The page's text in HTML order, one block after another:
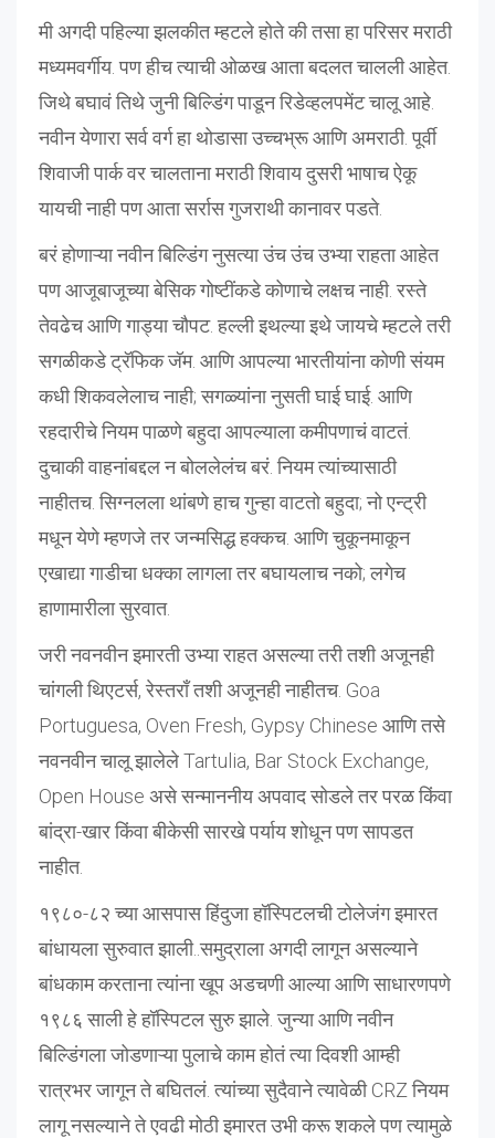
मी अगदी पहिल्या झलकीत म्हटले होते की तसा हा परिसर मराठी
मध्यमवर्गीय. पण हीच त्याची ओळख आता बदलत चालली आहेत.
जिथे बघावं तिथे जुनी बिल्डिंग पाडून रिडेव्हलपमेंट चालू आहे.
नवीन येणारा सर्व वर्ग हा थोडासा उच्चभ्रू आणि अमराठी. पूर्वी
शिवाजी पार्क वर चालताना मराठी शिवाय दुसरी भाषाच ऐकू
यायची नाही पण आता सर्रास गुजराथी कानावर पडते.
बरं होणाऱ्या नवीन बिल्डिंग नुसत्या उंच उंच उभ्या राहता आहेत
पण आजूबाजूच्या बेसिक गोष्टींकडे कोणाचे लक्षच नाही. रस्ते
तेवढेच आणि गाड्या चौपट. हल्ली इथल्या इथे जायचे म्हटले तरी
सगळीकडे ट्रॅफिक जॅम. आणि आपल्या भारतीयांना कोणी संयम
कधी शिकवलेलाच नाही; सगळ्यांना नुसती घाई घाई. आणि
रहदारीचे नियम पाळणे बहुदा आपल्याला कमीपणाचं वाटतं.
दुचाकी वाहनांबद्दल न बोललेलंच बरं. नियम त्यांच्यासाठी
नाहीतच. सिग्नलला थांबणे हाच गुन्हा वाटतो बहुदा; नो एन्ट्री
मधून येणे म्हणजे तर जन्मसिद्ध हक्कच. आणि चुकूनमाकून
एखाद्या गाडीचा धक्का लागला तर बघायलाच नको; लगेच
हाणामारीला सुरवात.
जरी नवनवीन इमारती उभ्या राहत असल्या तरी तशी अजूनही
चांगली थिएटर्स, रेस्तराँ तशी अजूनही नाहीतच. Goa
Portuguesa, Oven Fresh, Gypsy Chinese आणि तसे
नवनवीन चालू झालेले Tartulia, Bar Stock Exchange,
Open House असे सन्माननीय अपवाद सोडले तर परळ किंवा
बांद्रा-खार किंवा बीकेसी सारखे पर्याय शोधून पण सापडत
नाहीत.
१९८०-८२ च्या आसपास हिंदुजा हॉस्पिटलची टोलेजंग इमारत
बांधायला सुरुवात झाली..समुद्राला अगदी लागून असल्याने
बांधकाम करताना त्यांना खूप अडचणी आल्या आणि साधारणपणे
१९८६ साली हे हॉस्पिटल सुरु झाले. जुन्या आणि नवीन
बिल्डिंगला जोडणाऱ्या पुलाचे काम होतं त्या दिवशी आम्ही
रात्रभर जागून ते बघितलं. त्यांच्या सुदैवाने त्यावेळी CRZ नियम
लागू नसल्याने ते एवढी मोठी इमारत उभी करू शकले पण त्यामुळे